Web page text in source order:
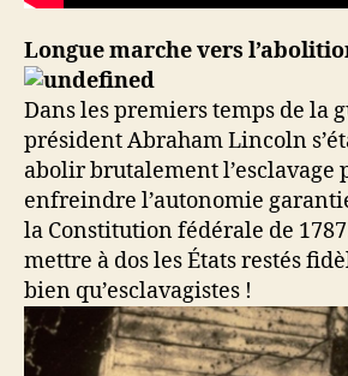
Longue marche vers
Dans les premiers temps de la
président Abraham Lincoln
abolir brutalement l’esclavage
enfreindre l’autonomie
la Constitution fédérale de
mettre à dos les États restés
bien qu’esclavagistes !